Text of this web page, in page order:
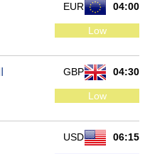
04:00
EUR
Low
04:30
GBP
Low
06:15
USD